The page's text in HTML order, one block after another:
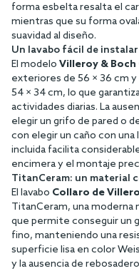
forma esbelta resalta el
mientras que su forma
suavidad al diseño.
Un lavabo fácil de instalar
El modelo Villeroy &
exteriores de 56 × 36 cm
54 × 34 cm, lo que
actividades diarias. La
elegir un grifo de pared o
con elegir un caño con una
incluida facilita
encimera y el montaje
TitanCeram: un material
El lavabo Collaro de
TitanCeram, una moderna
que permite conseguir un
fino, manteniendo una
superficie lisa en color
y la ausencia de